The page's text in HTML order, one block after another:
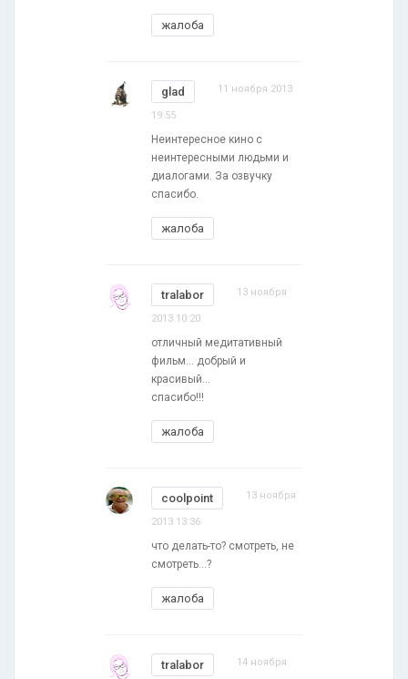
жалоба
glad 11 ноября 2013
19:55
Неинтересное кино с
неинтересными людьми и
диалогами. За озвучку
спасибо.
жалоба
tralabor 13 ноября
2013 10:20
отличный медитативный
фильм... добрый и
красивый...
спасибо!!!
жалоба
coolpoint 13 ноября
2013 13:36
что делать-то? смотреть, не
смотреть...?
жалоба
tralabor 14 ноября